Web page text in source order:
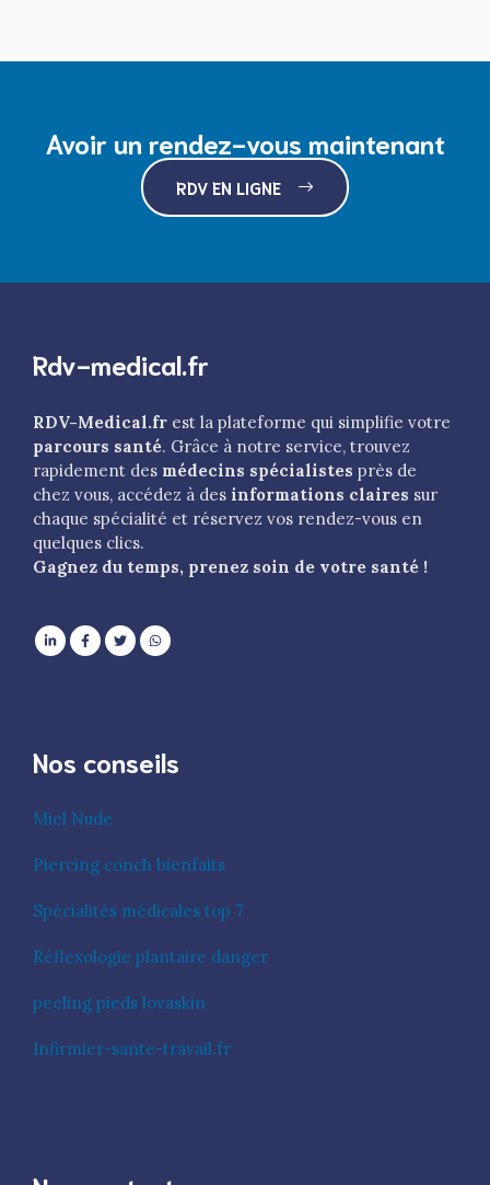
Avoir un rendez-vous maintenant
RDV EN LIGNE
Rdv-medical.fr
RDV-Medical.fr est la plateforme qui simplifie votre
parcours santé. Grâce à notre service, trouvez
rapidement des médecins spécialistes près de
chez vous, accédez à des informations claires sur
chaque spécialité et réservez vos rendez-vous en
quelques clics.
Gagnez du temps, prenez soin de votre santé !
Nos conseils
Miel Nude
Piercing conch bienfaits
Spécialités médicales top 7
Réflexologie plantaire danger
peeling pieds lovaskin
Infirmier-sante-travail.fr